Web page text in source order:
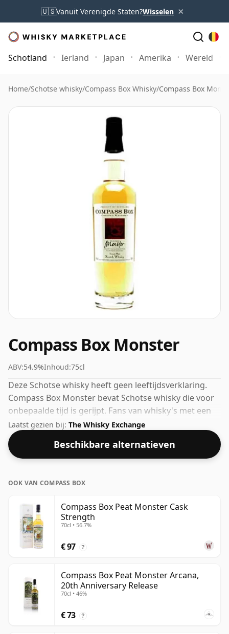
🇺🇸Vanuit Verenigde Staten?Wisselen ×
Schotland Ierland Japan Amerika Wereld
Home/Schotse whisky/Compass Box Whisky/Compass Box
Compass Box Monster
ABV:54.9%Inhoud:75cl
Deze Schotse whisky heeft geen leeftijdsverklaring.
Compass Box Monster bevat Schotse whisky die voor
onbepaalde tijd is gerijpt. Fans van whisky's met een
hogere sterkte zullen niet teleurgesteld zijn door deze
botteling, die een alcoholpercentage van 54,9% heeft.
Laatst gezien bij: The Whisky Exchange
Beschikbare alternatieven
OOK VAN COMPASS BOX
Compass Box Peat Monster Cask
Strength
70cl • 56.7%
€ 97 ?
Compass Box Peat Monster Arcana,
20th Anniversary Release
70cl • 46%
€ 73 ?